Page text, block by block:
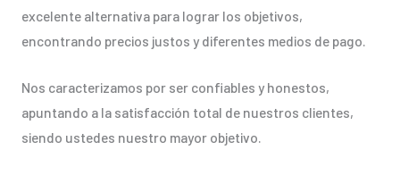
excelente alternativa para lograr los objetivos,
encontrando precios justos y diferentes medios de pago.
Nos caracterizamos por ser confiables y honestos,
apuntando a la satisfacción total de nuestros clientes,
siendo ustedes nuestro mayor objetivo.